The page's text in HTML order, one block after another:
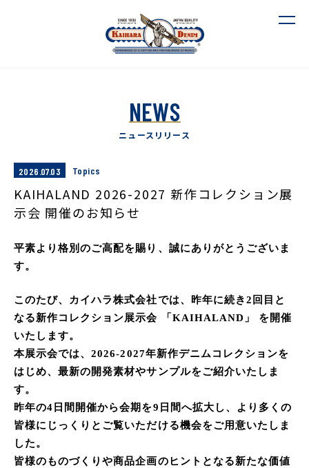
NEWS
ニュースリリース
2026.07.03 Topics
KAIHALAND 2026-2027 新作コレクション展
示会 開催のお知らせ
平素より格別のご高配を賜り、誠にありがとうございま
す。
このたび、カイハラ株式会社では、昨年に続き2回目と
なる新作コレクション展示会 「KAIHALAND」 を開催
いたします。
本展示会では、2026-2027年新作デニムコレクションを
はじめ、最新の開発素材やサンプルをご紹介いたしま
す。
昨年の4日間開催から会期を9日間へ拡大し、より多くの
皆様にじっくりとご覧いただける機会をご用意いたしま
した。
皆様のものづくりや商品企画のヒントとなる新たな価値